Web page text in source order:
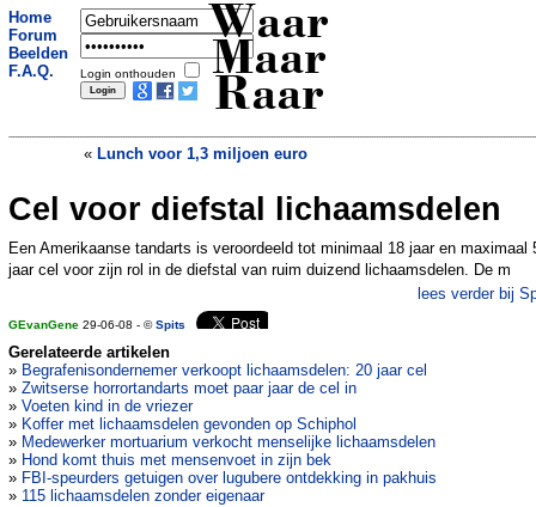
Home
Forum
Beelden
F.A.Q.
Login onthouden
Waar
Maar
Raar
« Lunch voor 1,3 miljoen euro
Naar het werk met 1 PK»
Cel voor diefstal lichaamsdelen
Een Amerikaanse tandarts is veroordeeld tot minimaal 18 jaar en maximaal
jaar cel voor zijn rol in de diefstal van ruim duizend lichaamsdelen. De m
lees verder bij
GEvanGene 29-06-08 - ©Spits
Gerelateerde artikelen
» Begrafenisondernemer verkoopt lichaamsdelen: 20 jaar cel
» Zwitserse horrortandarts moet paar jaar de cel in
» Voeten kind in de vriezer
» Koffer met lichaamsdelen gevonden op Schiphol
» Medewerker mortuarium verkocht menselijke lichaamsdelen
» Hond komt thuis met mensenvoet in zijn bek
» FBI-speurders getuigen over lugubere ontdekking in pakhuis
» 115 lichaamsdelen zonder eigenaar